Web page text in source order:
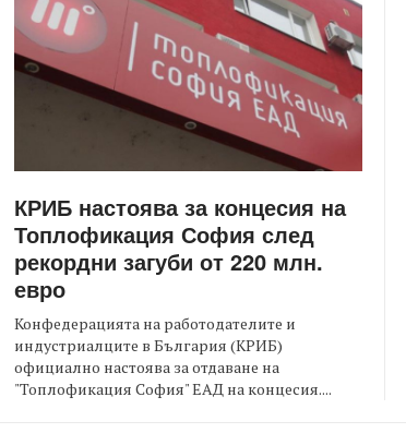
КРИБ настоява за концесия на
Топлофикация София след
рекордни загуби от 220 млн.
евро
Конфедерацията на работодателите и
индустриалците в България (КРИБ)
официално настоява за отдаване на
"Топлофикация София" ЕАД на концесия....